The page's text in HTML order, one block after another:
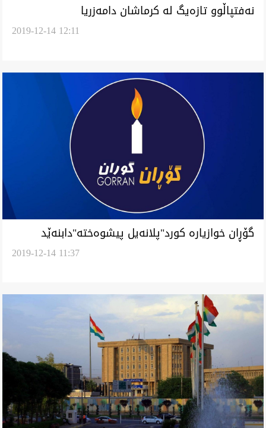
نه‌فتپاڵوو تازه‌يگ له‌ كرماشان دامه‌زريا
2019-12-14 12:11
گۆڕان خوازياره‌ كورد"پلانه‌يل پيشوه‌خته‌"دابنه‌ێد
2019-12-14 11:37